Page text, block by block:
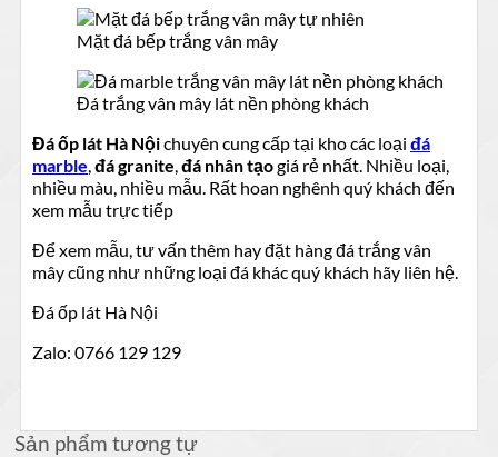
Mặt đá bếp trắng vân mây
Đá trắng vân mây lát nền phòng khách
Đá ốp lát Hà Nộichuyên cung cấp tại kho các loại đá
marble đá granite đá nhân tạogiá rẻ nhất. Nhiều loại,
nhiều màu, nhiều mẫu. Rất hoan nghênh quý khách đến
xem mẫu trực tiếp
Để xem mẫu, tư vấn thêm hay đặt hàng đá trắng vân
mây cũng như những loại đá khác quý khách hãy liên hệ.
Đá ốp lát Hà Nội
Zalo: 0766 129 129
Sản phẩm tương tự